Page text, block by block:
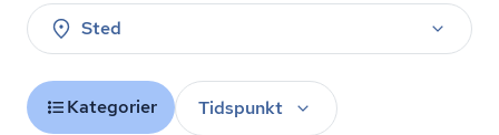
Sted
Kategorier Tidspunkt